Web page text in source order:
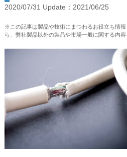
2020/07/31 Update：2021/06/25
※この記事は製品や技術にまつわるお役立ち情
ら、弊社製品以外の製品や市場一般に関する内